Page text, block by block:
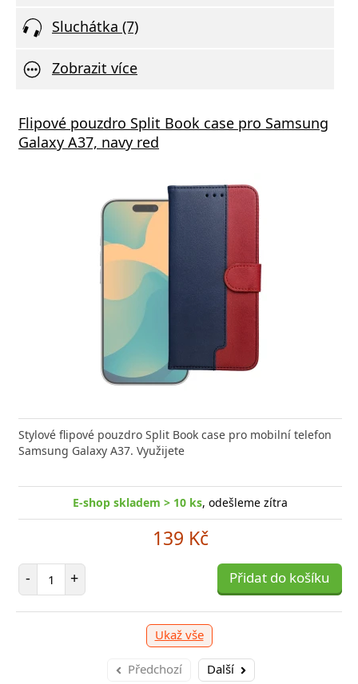
Sluchátka (7)
Zobrazit více
Flipové pouzdro Split Book case pro Samsung
Galaxy A37, navy red
Stylové flipové pouzdro Split Book case pro mobilní telefon
Samsung Galaxy A37. Využijete
E-shop skladem > 10 ks, odešleme zítra
139 Kč
- Počet položek
+ Přidat do košíku
Ukaž vše
Předchozí Další